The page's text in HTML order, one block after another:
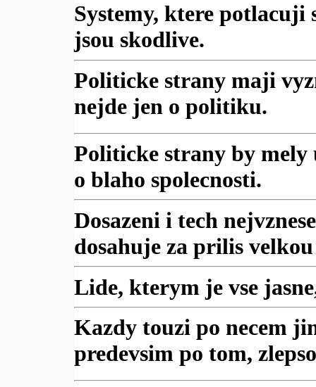
Systemy, ktere potlacuji
jsou skodlive.
Politicke strany maji
nejde jen o politiku.
Politicke strany by mely
o blaho spolecnosti.
Dosazeni i tech
dosahuje za prilis
Lide, kterym je vse
Kazdy touzi po necem
predevsim po tom,